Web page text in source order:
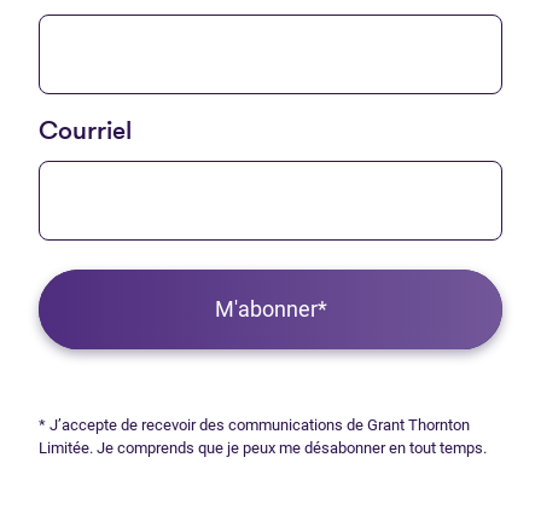
Courriel
M'abonner*
* J’accepte de recevoir des communications de Grant Thornton
Limitée. Je comprends que je peux me désabonner en tout temps.